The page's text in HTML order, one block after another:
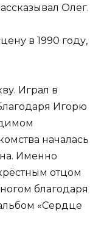
Олег.
в 1990 году,
Играл в
Игорю
началась
Именно
отцом
благодаря
«Сердце